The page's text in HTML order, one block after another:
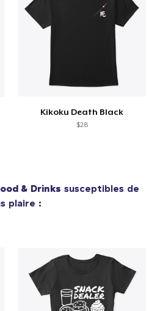
Kikoku Death Black
$28
& Drinks susceptibles de
plaire :